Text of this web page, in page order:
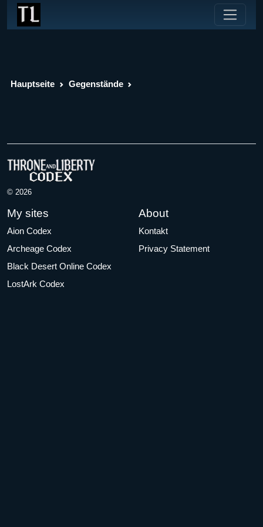
Hauptseite Gegenstände
© 2026
My sites
Aion Codex
Archeage Codex
Black Desert Online Codex
LostArk Codex
About
Kontakt
Privacy Statement